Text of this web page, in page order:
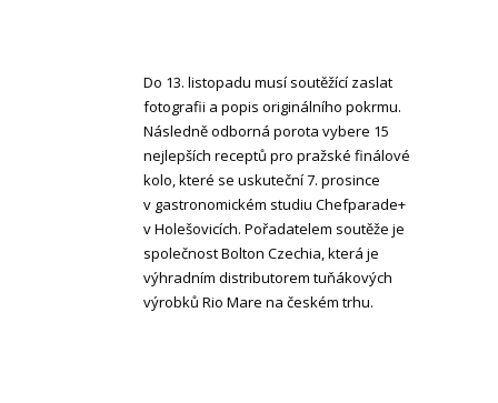
Do 13. listopadu musí soutěžící zaslat
fotografii a popis originálního pokrmu.
Následně odborná porota vybere 15
nejlepších receptů pro pražské finálové
kolo, které se uskuteční 7. prosince
v gastronomickém studiu Chefparade+
v Holešovicích. Pořadatelem soutěže je
společnost Bolton Czechia, která je
výhradním distributorem tuňákových
výrobků Rio Mare na českém trhu.